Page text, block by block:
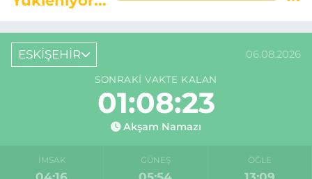
ESKİŞEHİR 06.08.2026
SONRAKI VAKTE KALAN
01:08:22
Akşam Namazı
İMSAK GÜNEŞ ÖĞLE